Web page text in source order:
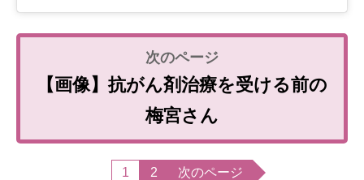
【画像】抗がん剤治療を受ける前の
梅宮さん
1 2 次のページ